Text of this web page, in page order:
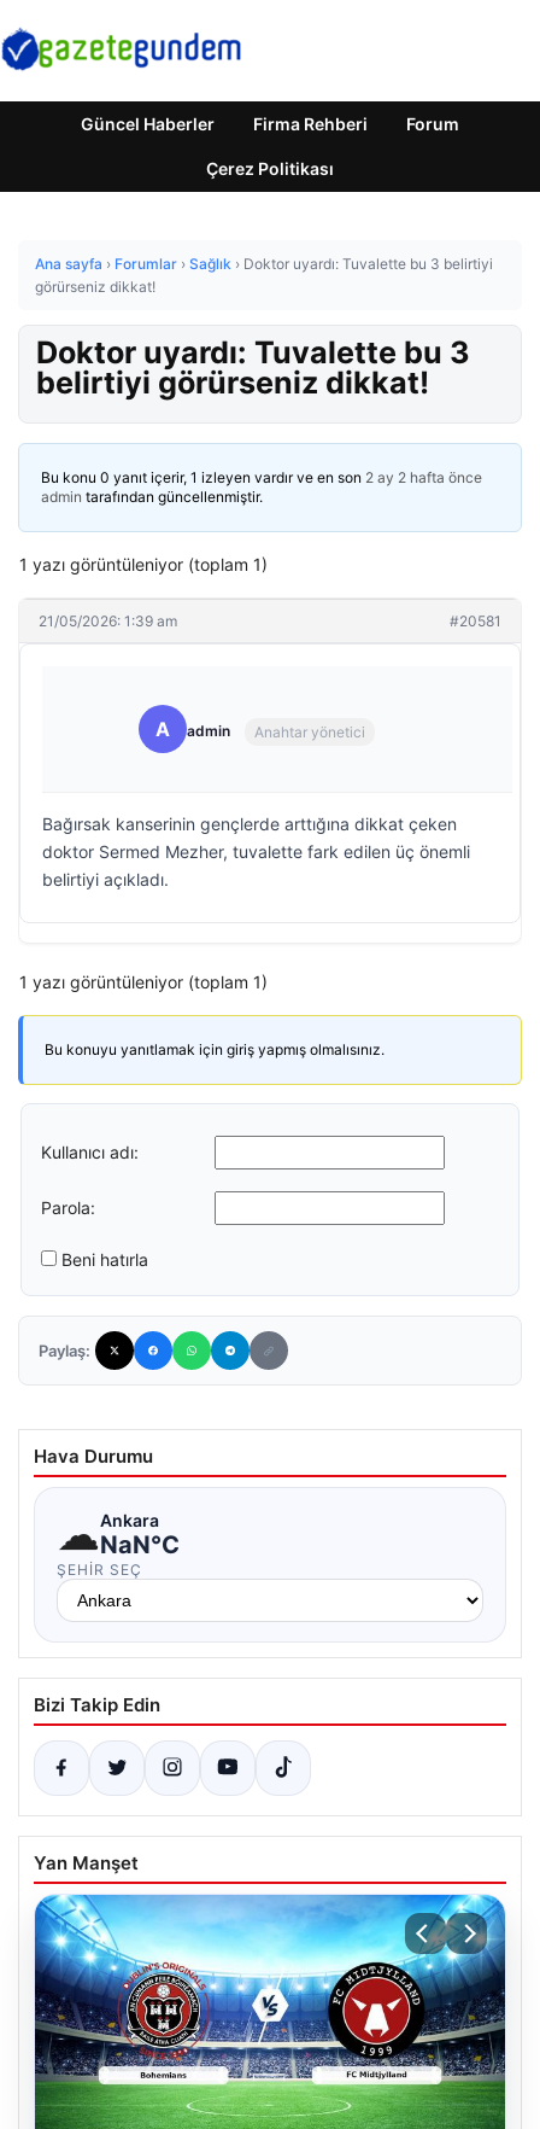
Güncel Haberler Firma Rehberi Forum
Çerez Politikası
Ana sayfa › Forumlar › Sağlık › Doktor uyardı: Tuvalette bu 3 belirtiyi
görürseniz dikkat!
Doktor uyardı: Tuvalette bu 3
belirtiyi görürseniz dikkat!
Bu konu 0 yanıt içerir, 1 izleyen vardır ve en son 2 ay 2 hafta önce
admin tarafından güncellenmiştir.
1 yazı görüntüleniyor (toplam 1)
21/05/2026: 1:39 am #20581
A admin Anahtar yönetici
Bağırsak kanserinin gençlerde arttığına dikkat çeken
doktor Sermed Mezher, tuvalette fark edilen üç önemli
belirtiyi açıkladı.
1 yazı görüntüleniyor (toplam 1)
Bu konuyu yanıtlamak için giriş yapmış olmalısınız.
Kullanıcı adı:
Parola:
Beni hatırla
Paylaş:
Hava Durumu
☁Ankara
NaN°C
ŞEHIR SEÇ
Bizi Takip Edin
Yan Manşet